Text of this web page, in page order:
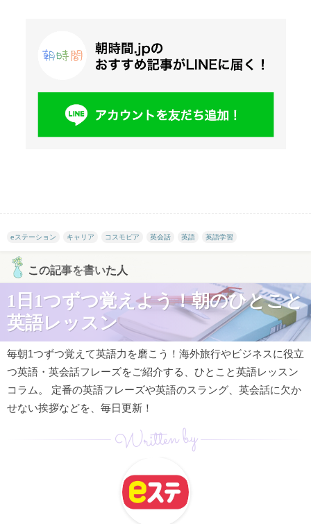
eステーション キャリア コスモピア 英会話 英語 英語学習
この記事を書いた人
1日1つずつ覚えよう！朝のひとこと
英語レッスン
毎朝1つずつ覚えて英語力を磨こう！海外旅行やビジネスに役立
つ英語・英会話フレーズをご紹介する、ひとこと英語レッスン
コラム。 定番の英語フレーズや英語のスラング、英会話に欠か
せない挨拶などを、毎日更新！
Written by